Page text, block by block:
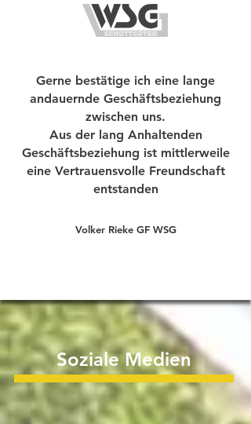
Gerne bestätige ich eine lange
andauernde Geschäftsbeziehung
zwischen uns.
Aus der lang Anhaltenden
Geschäftsbeziehung ist mittlerweile
eine Vertrauensvolle Freundschaft
entstanden
Volker Rieke GF WSG
Soziale Medien